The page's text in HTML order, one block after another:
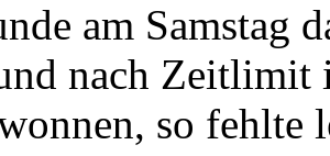
am Samstag
nach Zeitlimit
so fehlte